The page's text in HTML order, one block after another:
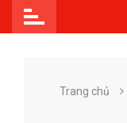
Trang chủ